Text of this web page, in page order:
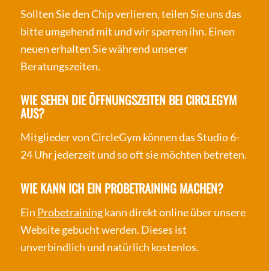
Sollten Sie den Chip verlieren, teilen Sie uns das
bitte umgehend mit und wir sperren ihn. Einen
neuen erhalten Sie während unserer
Beratungszeiten.
WIE SEHEN DIE ÖFFNUNGSZEITEN BEI CIRCLEGYM
AUS?
Mitglieder von CircleGym können das Studio 6-
24 Uhr jederzeit und so oft sie möchten betreten.
WIE KANN ICH EIN PROBETRAINING MACHEN?
Ein Probetrainingkann direkt online über unsere
Website gebucht werden. Dieses ist
unverbindlich und natürlich kostenlos.